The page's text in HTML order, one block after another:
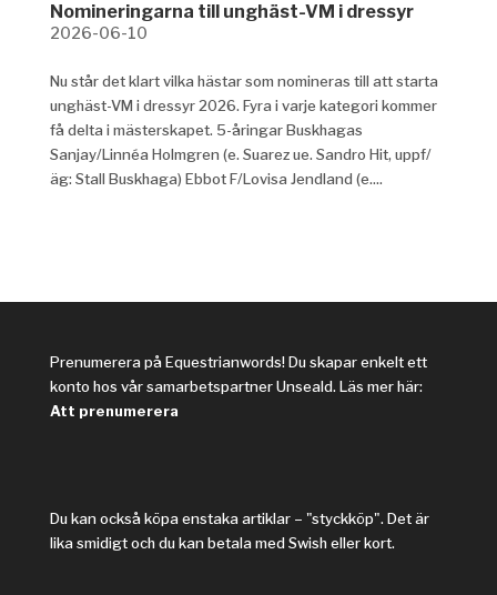
Nomineringarna till unghäst-VM i dressyr
2026-06-10
Nu står det klart vilka hästar som nomineras till att starta
unghäst-VM i dressyr 2026. Fyra i varje kategori kommer
få delta i mästerskapet. 5-åringar Buskhagas
Sanjay/Linnéa Holmgren (e. Suarez ue. Sandro Hit, uppf/
äg: Stall Buskhaga) Ebbot F/Lovisa Jendland (e....
Prenumerera på Equestrianwords! Du skapar enkelt ett
konto hos vår samarbetspartner Unseald. Läs mer här:
Att prenumerera
Du kan också köpa enstaka artiklar – "styckköp". Det är
lika smidigt och du kan betala med Swish eller kort.